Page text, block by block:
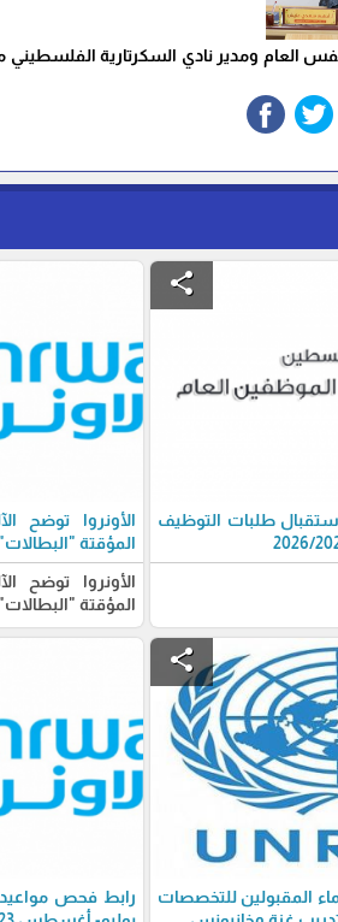
share
طلبات التوظيف
الأونروا توضح
المؤقتة "البطالات"
الأونروا توضح
المؤقتة "البطالات"
share
المقبولين للتخصصات
رابط فحص مواعيد